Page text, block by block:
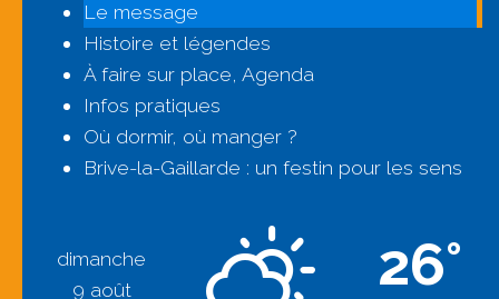
Le message
Histoire et légendes
À faire sur place, Agenda
Infos pratiques
Où dormir, où manger ?
Brive-la-Gaillarde : un festin pour les sens
dimanche
9 août
26°